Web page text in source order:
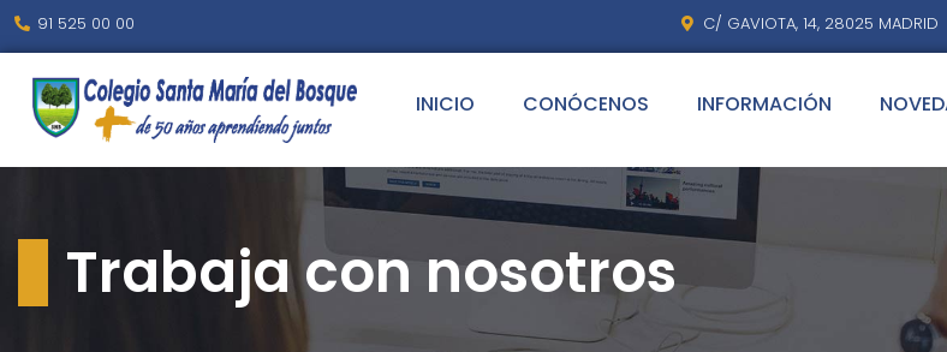
contenido
91 525 00 00 C/ GAVIOTA, 14, 28025 MADRID
INICIO CONÓCENOS INFORMACIÓN
Trabaja con nosotros